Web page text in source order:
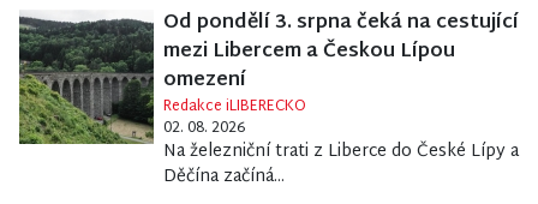
Od pondělí 3. srpna čeká na cestující
mezi Libercem a Českou Lípou
omezení
Redakce iLIBERECKO
02. 08. 2026
Na železniční trati z Liberce do České Lípy a
Děčína začíná...